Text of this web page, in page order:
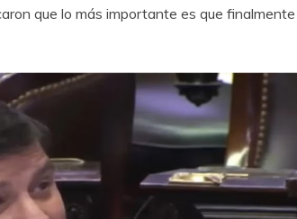
que lo más importante es que finalmente